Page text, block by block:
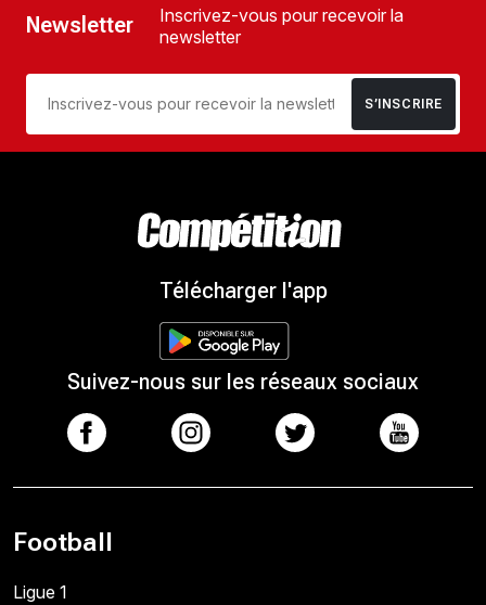
Newsletter
Inscrivez-vous pour recevoir la
newsletter
S’INSCRIRE
Télécharger l'app
Suivez-nous sur les réseaux sociaux
Football
Ligue 1